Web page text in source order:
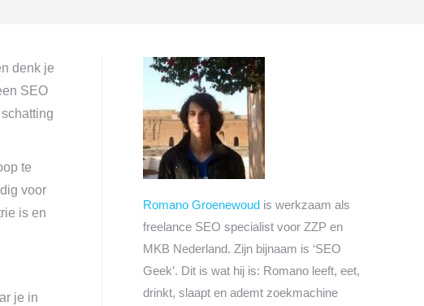
denk je
SEO
te
voor
is en
je in
Romano Groenewoud is werkzaam als
freelance SEO specialist voor ZZP en
MKB Nederland. Zijn bijnaam is ‘SEO
Geek’. Dit is wat hij is: Romano leeft, eet,
drinkt, slaapt en ademt zoekmachine